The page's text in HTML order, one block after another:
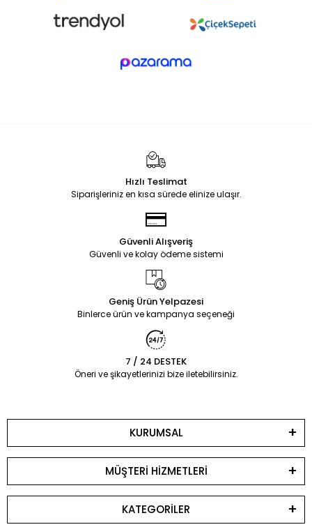
Hızlı Teslimat
Siparişleriniz en kısa sürede elinize ulaşır.
Güvenli Alışveriş
Güvenli ve kolay ödeme sistemi
Geniş Ürün Yelpazesi
Binlerce ürün ve kampanya seçeneği
7 / 24 DESTEK
Öneri ve şikayetlerinizi bize iletebilirsiniz.
KURUMSAL
MÜŞTERİ HİZMETLERİ
KATEGORİLER